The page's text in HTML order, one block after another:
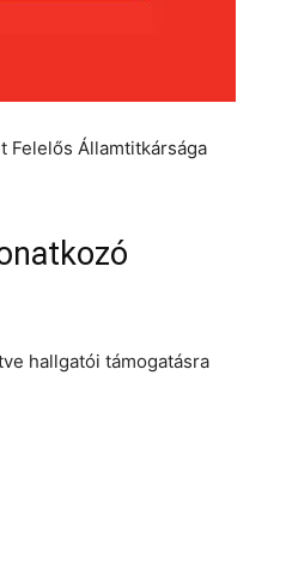
Felelős Államtitkársága
hallgatói támogatásra